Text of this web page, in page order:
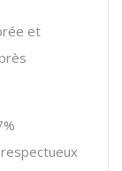
et
respectueux